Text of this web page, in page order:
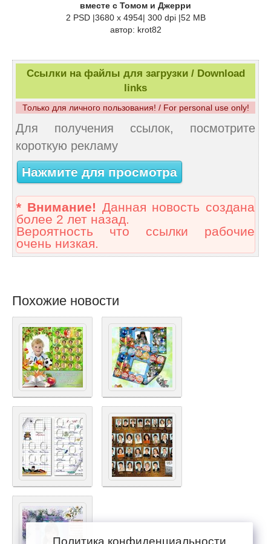
вместе с Томом и Джерри
2 PSD |3680 x 4954| 300 dpi |52 MB
автор: krot82
Ссылки на файлы для загрузки / Download
links
Только для личного пользования! / For personal use only!
Для получения ссылок, посмотрите
короткую рекламу
Нажмите для просмотра
* Внимание! Данная новость создана
более 2 лет назад.
Вероятность что ссылки рабочие
очень низкая.
Похожие новости
Политика конфиденциальности